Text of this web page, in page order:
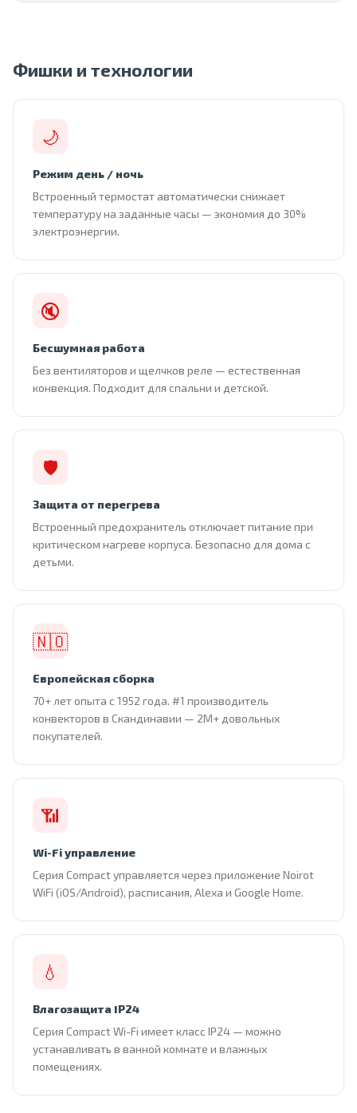
Фишки и технологии
🌙
Режим день / ночь
Встроенный термостат автоматически снижает
температуру на заданные часы — экономия до 30%
электроэнергии.
🔇
Бесшумная работа
Без вентиляторов и щелчков реле — естественная
конвекция. Подходит для спальни и детской.
🛡
Защита от перегрева
Встроенный предохранитель отключает питание при
критическом нагреве корпуса. Безопасно для дома с
детьми.
🇳🇴
Европейская сборка
70+ лет опыта с 1952 года. #1 производитель
конвекторов в Скандинавии — 2М+ довольных
покупателей.
📶
Wi-Fi управление
Серия Compact управляется через приложение Noirot
WiFi (iOS/Android), расписания, Alexa и Google Home.
💧
Влагозащита IP24
Серия Compact Wi-Fi имеет класс IP24 — можно
устанавливать в ванной комнате и влажных
помещениях.